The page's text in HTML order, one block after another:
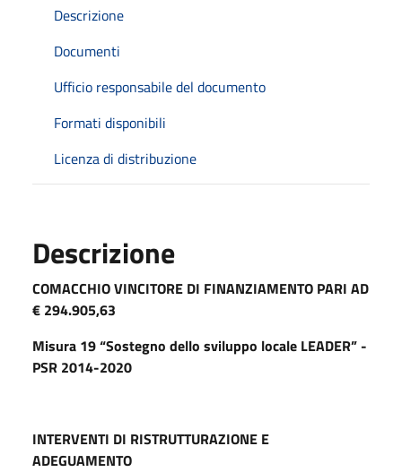
Descrizione
Documenti
Ufficio responsabile del documento
Formati disponibili
Licenza di distribuzione
Descrizione
COMACCHIO VINCITORE DI FINANZIAMENTO PARI AD
€ 294.905,63
Misura 19 “Sostegno dello sviluppo locale LEADER” -
PSR 2014-2020
INTERVENTI DI RISTRUTTURAZIONE E
ADEGUAMENTO